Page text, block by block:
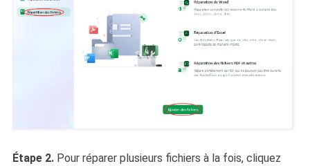
Étape 2. Pour réparer plusieurs fichiers à la fois, cliquez